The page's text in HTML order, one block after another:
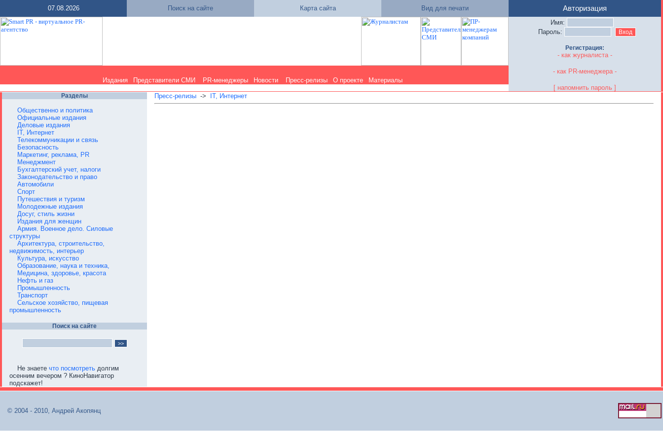
07.08.2026 Поиск на сайте Карта сайта Вид для печати
Издания Представители СМИ PR-менеджеры Новости Пресс-релизы О проекте Материалы
Авторизация
Имя:
Пароль:
Регистрация:
- как журналиста -
- как PR-менеджера -
[ напомнить пароль ]
Разделы
Общественно и политика
Официальные издания
Деловые издания
IT, Интернет
Телекоммуникации и связь
Безопасность
Маркетинг, реклама, PR
Менеджмент
Бухгалтерский учет, налоги
Законодательство и право
Автомобили
Спорт
Путешествия и туризм
Молодежные издания
Досуг, стиль жизни
Издания для женщин
Армия. Военное дело. Силовые
структуры
Архитектура, строительство,
недвижимость, интерьер
Культура, искусство
Образование, наука и техника,
Медицина, здоровье, красота
Нефть и газ
Промышленность
Транспорт
Сельское хозяйство, пищевая
промышленность
Поиск на сайте
Не знаете что посмотреть долгим
осенним вечером ? КиноНавигатор
подскажет!
Пресс-релизы -> IT, Интернет
© 2004 - 2010, Андрей Акопянц